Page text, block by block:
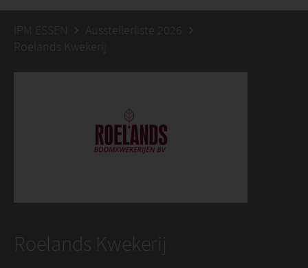
IPM ESSEN
Ausstellerliste 2026
Roelands Kwekerij
Roelands Kwekerij